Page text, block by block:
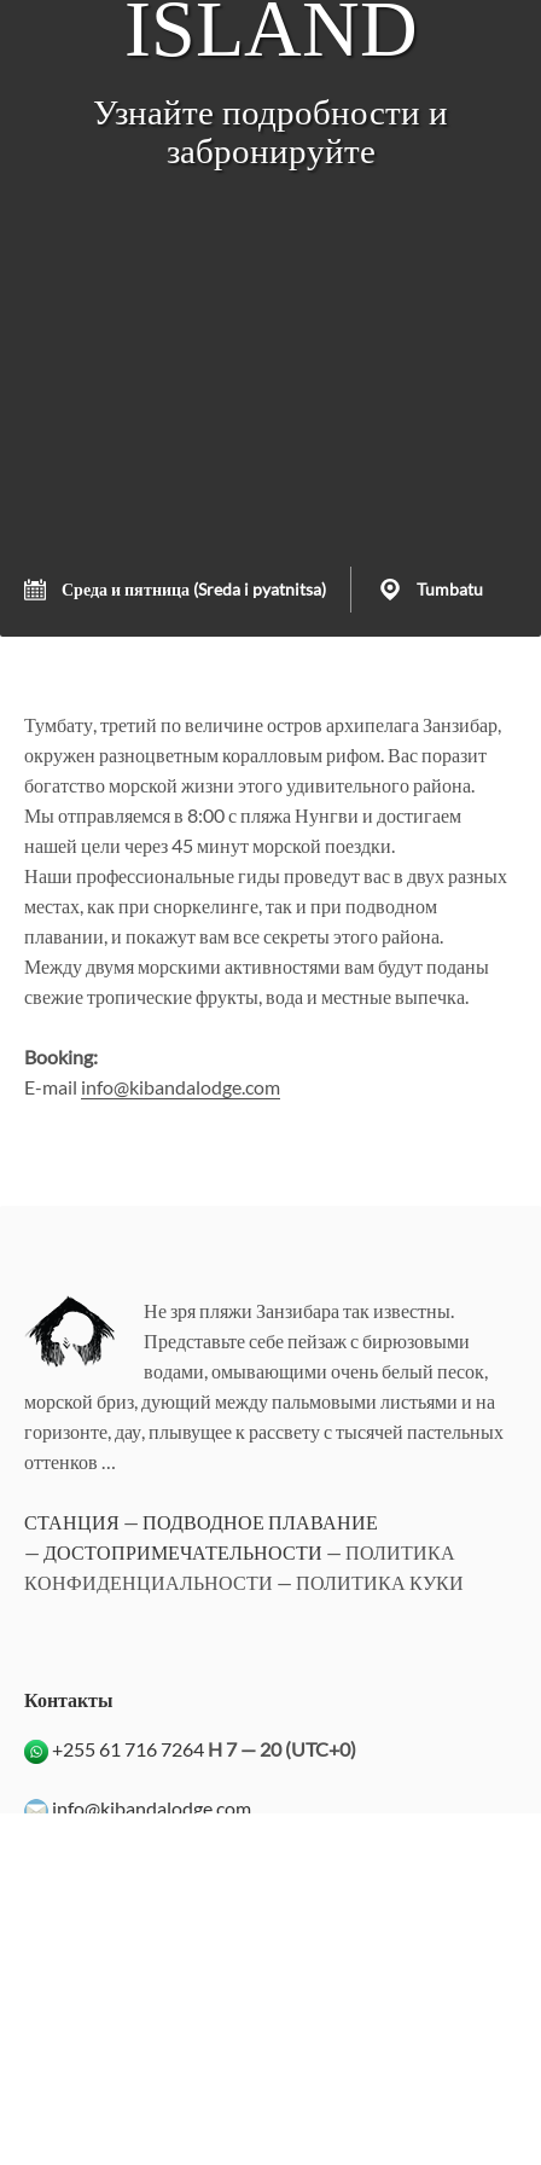
ISLAND
Узнайте подробности и
забронируйте
Среда и пятница (Sreda i pyatnitsa) Tumbatu
Тумбату, третий по величине остров архипелага Занзибар,
окружен разноцветным коралловым рифом. Вас поразит
богатство морской жизни этого удивительного района.
Мы отправляемся в 8:00 с пляжа Нунгви и достигаем
нашей цели через 45 минут морской поездки.
Наши профессиональные гиды проведут вас в двух разных
местах, как при сноркелинге, так и при подводном
плавании, и покажут вам все секреты этого района.
Между двумя морскими активностями вам будут поданы
свежие тропические фрукты, вода и местные выпечка.
Booking:
E-mail info@kibandalodge.com
Не зря пляжи Занзибара так известны.
Представьте себе пейзаж с бирюзовыми
водами, омывающими очень белый песок,
морской бриз, дующий между пальмовыми листьями и на
горизонте, дау, плывущее к рассвету с тысячей пастельных
оттенков …
СТАНЦИЯ — ПОДВОДНОЕ ПЛАВАНИЕ
— ДОСТОПРИМЕЧАТЕЛЬНОСТИ — ПОЛИТИКА
КОНФИДЕНЦИАЛЬНОСТИ — ПОЛИТИКА КУКИ
Контакты
+255 61 716 7264 H 7 — 20 (UTC+0)
info@kibandalodge.com